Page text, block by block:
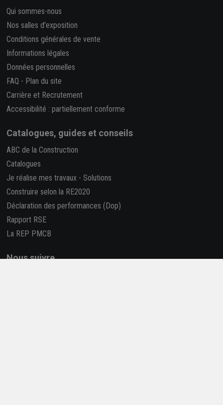
Qui sommes-nous
Nos salles d'exposition
Conditions générales de vente
Informations légales
Données personnelles
FAQ - Plan du site
Carrière et Recrutement
Accessibilité : partiellement conforme
Catalogues, guides et conseils
ABC de la Construction
Catalogues
Je réalise mes travaux - Solutions
Construire selon la RE2020
Déclaration des performances (Dop)
Rapport RSE
La REP PMCB
Nous suivre